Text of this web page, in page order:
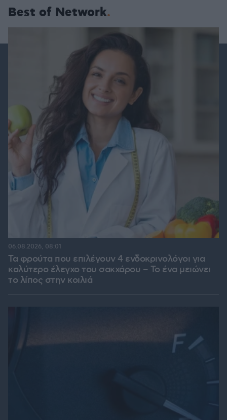
Best of Network
Τα φρούτα που επιλέγουν 4 ενδοκρινολόγοι για
καλύτερο έλεγχο του σακχάρου – Το ένα μειώνει
το λίπος στην κοιλιά
06.08.2026, 08:01